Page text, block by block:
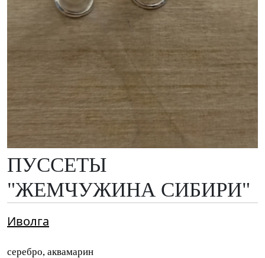
ПУССЕТЫ
"ЖЕМЧУЖИНА СИБИРИ"
Иволга
серебро, аквамарин